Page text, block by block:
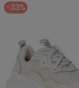
-33%